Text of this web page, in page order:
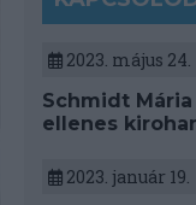
2023. május 24.
Schmidt
ellenes
2023. január 19.